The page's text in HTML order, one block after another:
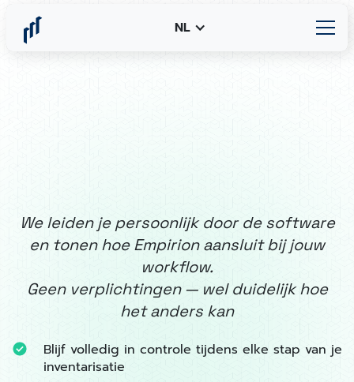
NL
We leiden je persoonlijk door de software
en tonen hoe Empirion aansluit bij jouw
workflow.
Geen verplichtingen — wel duidelijk hoe
het anders kan
Blijf volledig in controle tijdens elke stap van je
inventarisatie